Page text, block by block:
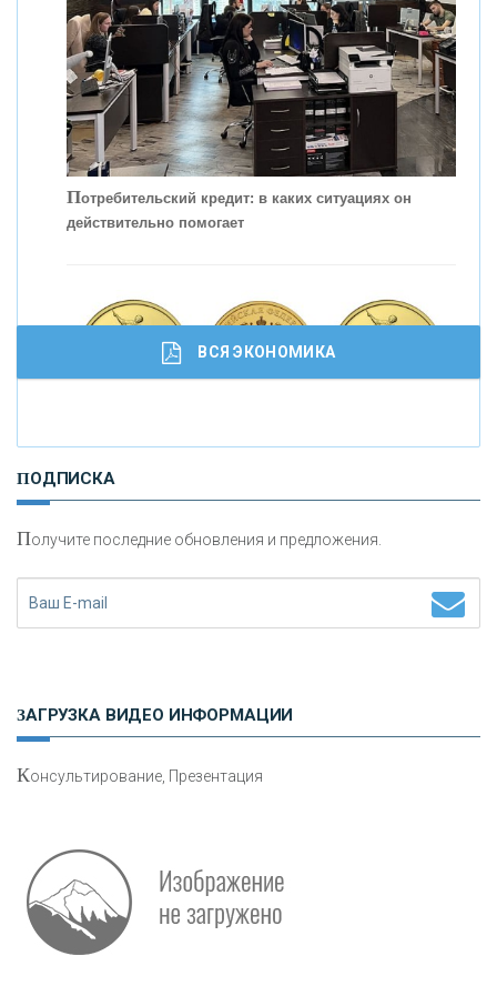
Потребительский кредит: в каких ситуациях он
действительно помогает
И
сохранения и увеличения капитала
ВСЯ ЭКОНОМИКА
ПОДПИСКА
Получите последние обновления и предложения.
ЗАГРУЗКА ВИДЕО ИНФОРМАЦИИ
Консультирование, Презентация